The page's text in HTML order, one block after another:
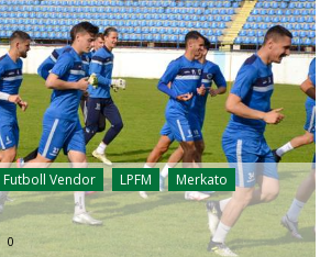
Futboll Vendor LPFM
Merkato
0